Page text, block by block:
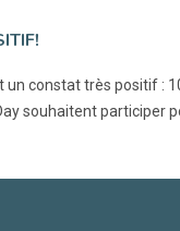
un constat très positif
souhaitent participer